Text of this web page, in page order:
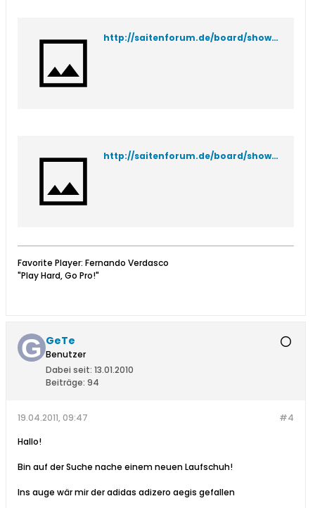
http://saitenforum.de/board/showthread.php?t=24206
http://saitenforum.de/board/showthread.php?t=11645
Favorite Player: Fernando Verdasco
"Play Hard, Go Pro!"
GeTe
Benutzer
Dabei seit: 13.01.2010
Beiträge: 94
#4
19.04.2011, 09:47
Hallo!
Bin auf der Suche nache einem neuen Laufschuh!
Ins auge wär mir der adidas adizero aegis gefallen